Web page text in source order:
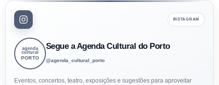
INSTAGRAM
agenda
cultural
PORTO
Segue a Agenda Cultural do Porto
@agenda_cultural_porto
Eventos, concertos, teatro, exposições e sugestões para aproveitar